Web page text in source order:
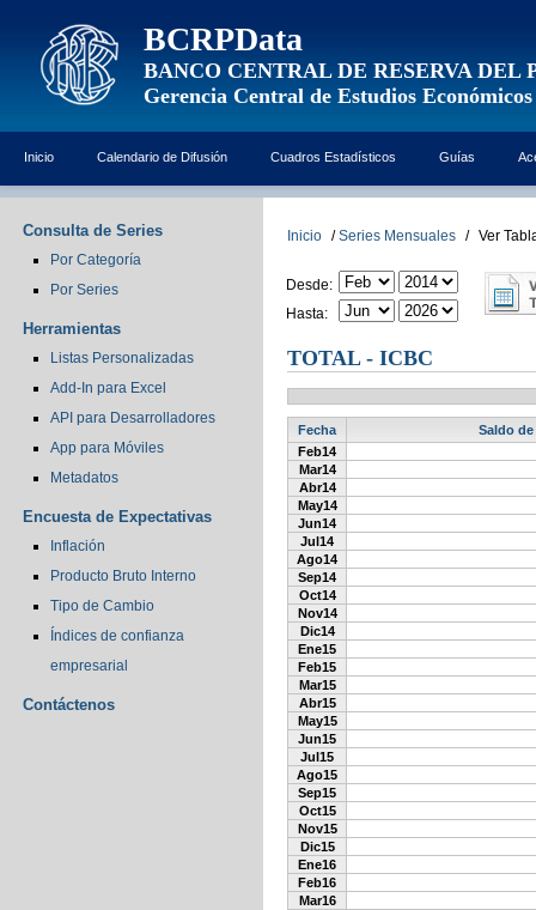
BCRPData
BANCO CENTRAL DE RESERVA DEL
Gerencia Central de Estudios Económicos
Inicio Calendario de Difusión Cuadros Estadísticos Guías
Consulta de Series
Por Categoría
Por Series
Herramientas
Listas Personalizadas
Add-In para Excel
API para Desarrolladores
App para Móviles
Metadatos
Encuesta de Expectativas
Inflación
Producto Bruto Interno
Tipo de Cambio
Índices de confianza
empresarial
Contáctenos
Inicio / Series Mensuales / Ver
Desde:
Hasta:
TOTAL - ICBC
Fecha
Saldo
Feb14
Mar14
Abr14
May14
Jun14
Jul14
Ago14
Sep14
Oct14
Nov14
Dic14
Ene15
Feb15
Mar15
Abr15
May15
Jun15
Jul15
Ago15
Sep15
Oct15
Nov15
Dic15
Ene16
Feb16
Mar16